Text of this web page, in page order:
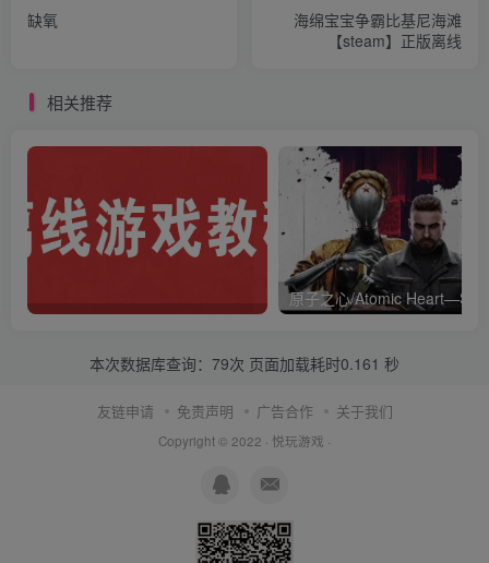
缺氧
海绵宝宝争霸比基尼海滩
【steam】正版离线
相关推荐
本次数据库查询：79次 页面加载耗时0.161 秒
友链申请 免责声明 广告合作 关于我们
Copyright © 2022 · 悦玩游戏 ·